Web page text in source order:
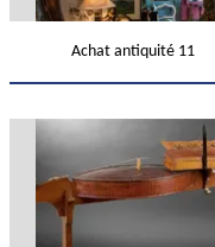
Achat antiquité 11